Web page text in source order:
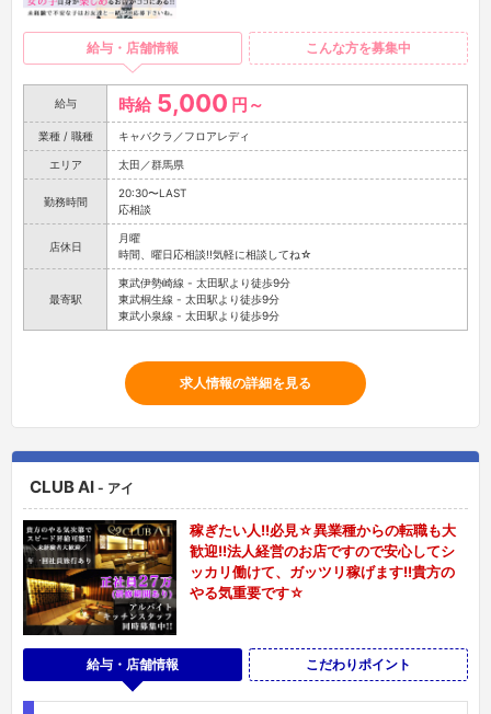
給与・店舗情報 こんな方を募集中
給与 時給 5,000 円～
業種 / 職種 キャバクラ／フロアレディ
エリア 太田／群馬県
勤務時間
20:30〜LAST
応相談
店休日
月曜
時間、曜日応相談!!気軽に相談してね☆
最寄駅
東武伊勢崎線 - 太田駅より徒歩9分
東武桐生線 - 太田駅より徒歩9分
東武小泉線 - 太田駅より徒歩9分
求人情報の詳細を見る
CLUB AI - アイ
稼ぎたい人!!必見☆異業種からの転職も大
歓迎!!法人経営のお店ですので安心してシ
ッカリ働けて、ガッツリ稼げます!!貴方の
やる気重要です☆
給与・店舗情報 こだわりポイント